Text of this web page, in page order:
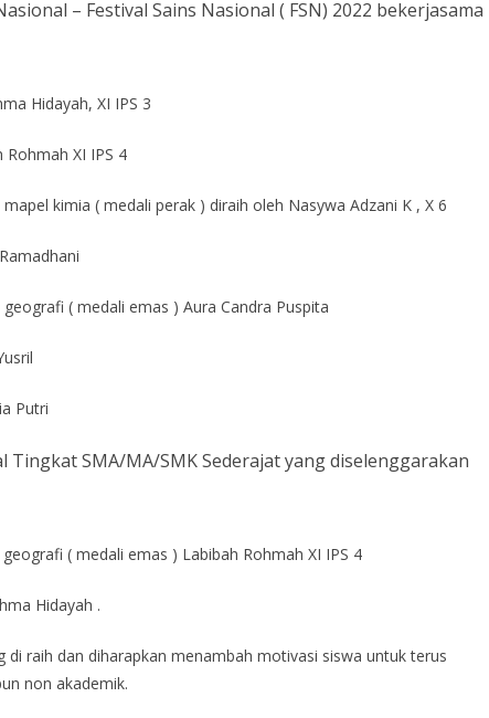
– Festival Sains Nasional ( FSN) 2022 bekerjasama
Hidayah, XI IPS 3
XI IPS 4
kimia ( medali perak ) diraih oleh Nasywa Adzani K , X 6
( medali emas ) Aura Candra Puspita
Putri
Tingkat SMA/MA/SMK Sederajat yang diselenggarakan
( medali emas ) Labibah Rohmah XI IPS 4
Hidayah .
di raih dan diharapkan menambah motivasi siswa untuk terus
non akademik.